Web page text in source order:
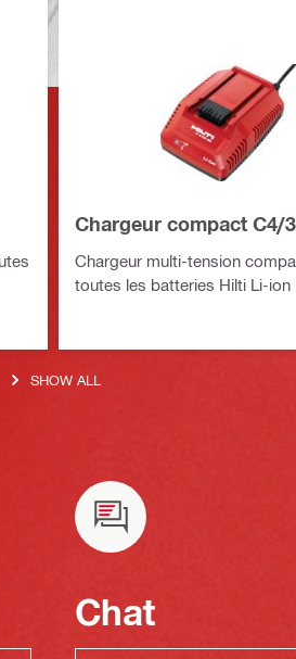
Chargeur compact C4/
Chargeur multi-tension
toutes les batteries Hilti Li-ion
SHOW ALL
Chat